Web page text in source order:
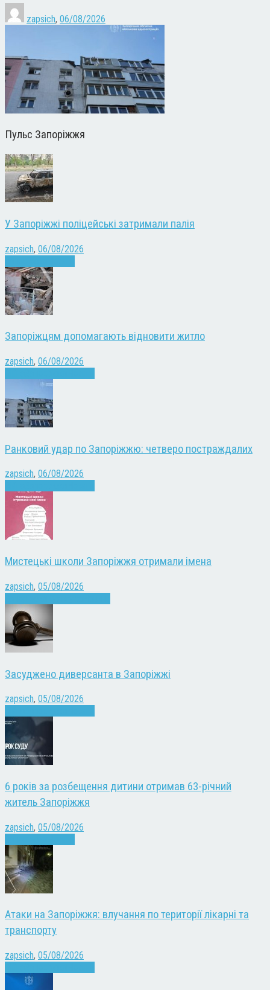
zapsich, 06/08/2026
Пульс Запоріжжя
У Запоріжжі поліцейські затримали палія
zapsich, 06/08/2026
Запоріжцям допомагають відновити житло
zapsich, 06/08/2026
Ранковий удар по Запоріжжю: четверо постраждалих
zapsich, 06/08/2026
Мистецькі школи Запоріжжя отримали імена
zapsich, 05/08/2026
Засуджено диверсанта в Запоріжжі
zapsich, 05/08/2026
6 років за розбещення дитини отримав 63-річний
житель Запоріжжя
zapsich, 05/08/2026
Атаки на Запоріжжя: влучання по території лікарні та
транспорту
zapsich, 05/08/2026